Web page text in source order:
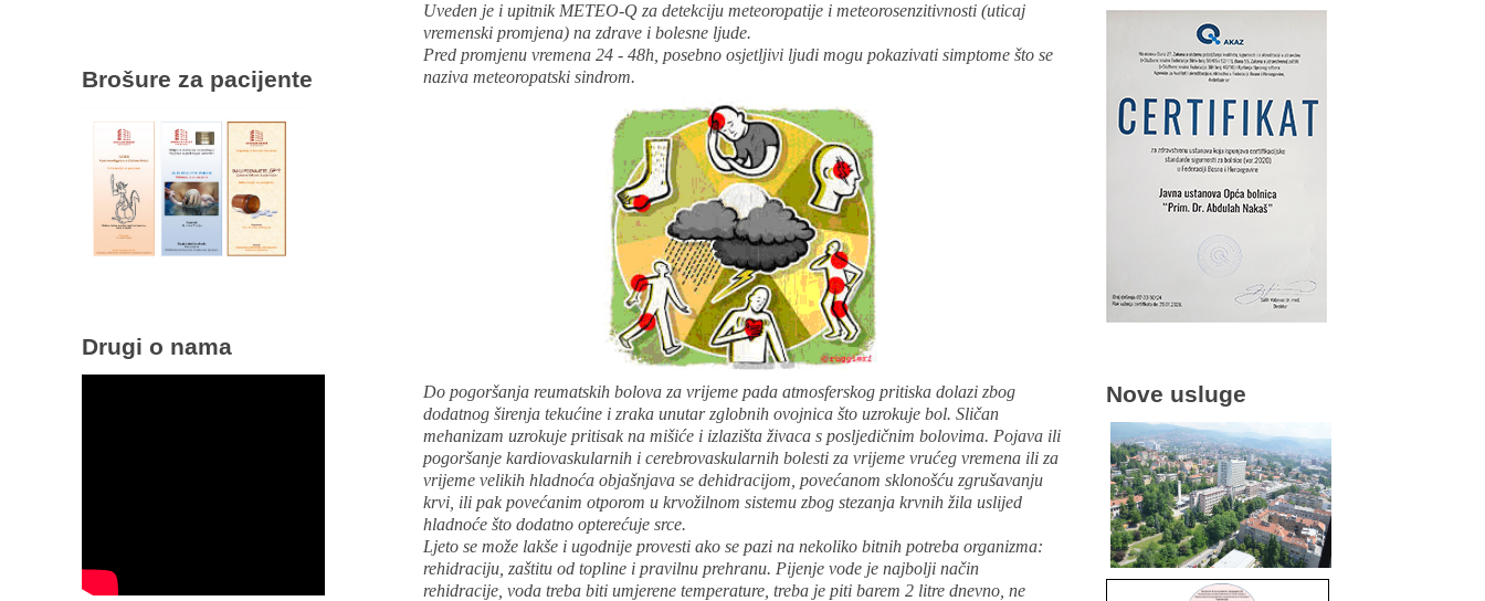
Uveden je i upitnik METEO-Q za detekciju meteoropatije i meteorosenzitivnosti (uticaj
vremenski promjena) na zdrave i bolesne ljude.
Pred promjenu vremena 24 - 48h, posebno osjetljivi ljudi mogu pokazivati simptome što se
naziva meteoropatski sindrom.
Do pogoršanja reumatskih bolova za vrijeme pada atmosferskog pritiska dolazi zbog
dodatnog širenja tekućine i zraka unutar zglobnih ovojnica što uzrokuje bol. Sličan
mehanizam uzrokuje pritisak na mišiće i izlazišta živaca s posljedičnim bolovima. Pojava ili
pogoršanje kardiovaskularnih i cerebrovaskularnih bolesti za vrijeme vrućeg vremena ili za
vrijeme velikih hladnoća objašnjava se dehidracijom, povećanom sklonošću zgrušavanju
krvi, ili pak povećanim otporom u krvožilnom sistemu zbog stezanja krvnih žila uslijed
hladnoće što dodatno opterećuje srce.
Ljeto se može lakše i ugodnije provesti ako se pazi na nekoliko bitnih potreba organizma:
rehidraciju, zaštitu od topline i pravilnu prehranu. Pijenje vode je najbolji način
rehidracije, voda treba biti umjerene temperature, treba je piti barem 2 litre dnevno, ne
Brošure za pacijente
Drugi o nama
Nove usluge